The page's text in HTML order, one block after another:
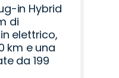
in Hybrid
di
elettrico,
km e una
da 199